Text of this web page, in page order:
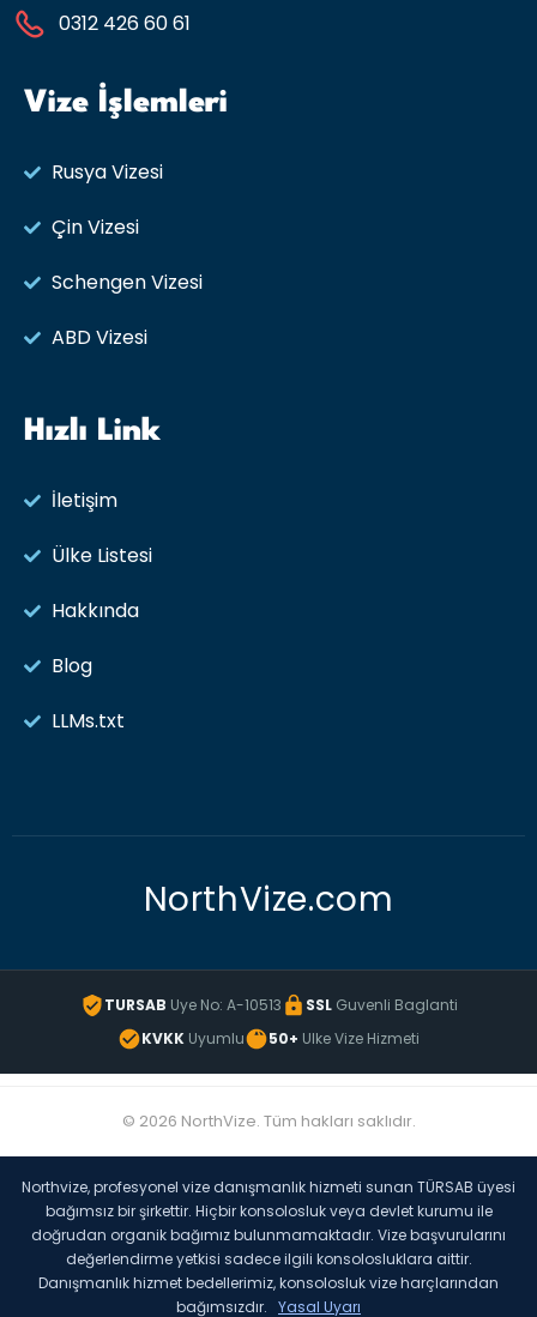
0312 426 60 61
Vize İşlemleri
Rusya Vizesi​
Çin Vizesi
Schengen Vizesi
ABD Vizesi
Hızlı Link
İletişim
Ülke Listesi
Hakkında
Blog
LLMs.txt
NorthVize.com
TURSAB Uye No: A-10513 SSLGuvenli Baglanti
KVKK Uyumlu 50+ Ulke Vize Hizmeti
© 2026 NorthVize. Tüm hakları saklıdır.
Northvize, profesyonel vize danışmanlık hizmeti sunan TÜRSAB üyesi
bağımsız bir şirkettir. Hiçbir konsolosluk veya devlet kurumu ile
doğrudan organik bağımız bulunmamaktadır. Vize başvurularını
değerlendirme yetkisi sadece ilgili konsolosluklara aittir.
Danışmanlık hizmet bedellerimiz, konsolosluk vize harçlarından
bağımsızdır. Yasal Uyarı